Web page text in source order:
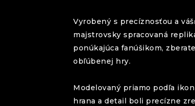
Vyrobený s precíznosťou a
majstrovsky spracovaná
ponúkajúca fanúšikom,
obľúbenej hry.
Modelovaný priamo podľa
hrana a detail boli precízne